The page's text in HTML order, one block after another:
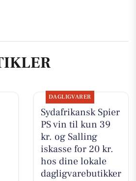
DAGLIGVARER
Sydafrikansk Spier
PS vin til kun 39
kr. og Salling
iskasse for 20 kr.
hos dine lokale
dagligvarebutikker